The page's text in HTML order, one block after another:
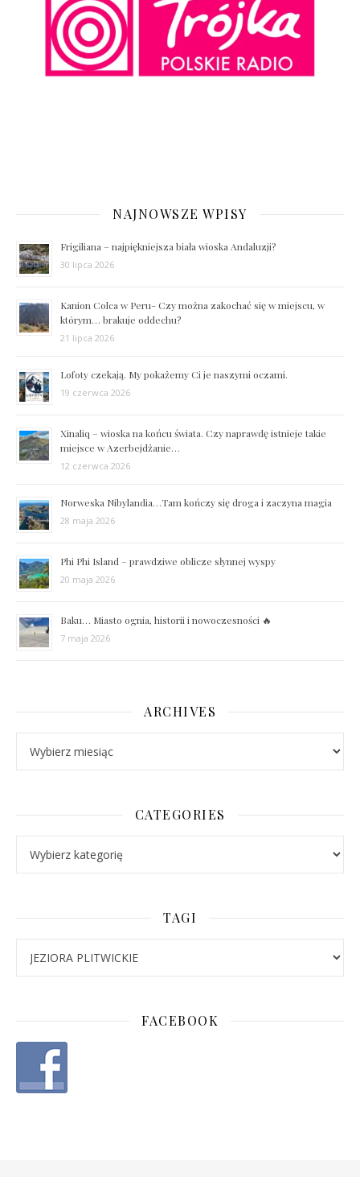
NAJNOWSZE WPISY
Frigiliana – najpiękniejsza biała wioska Andaluzji?
30 lipca 2026
Kanion Colca w Peru- Czy można zakochać się w miejscu, w
którym… brakuje oddechu?
21 lipca 2026
Lofoty czekają. My pokażemy Ci je naszymi oczami.
19 czerwca 2026
Xinaliq – wioska na końcu świata. Czy naprawdę istnieje takie
miejsce w Azerbejdżanie…
12 czerwca 2026
Norweska Nibylandia…Tam kończy się droga i zaczyna magia
28 maja 2026
Phi Phi Island – prawdziwe oblicze słynnej wyspy
20 maja 2026
Baku… Miasto ognia, historii i nowoczesności 🔥
7 maja 2026
ARCHIVES
CATEGORIES
TAGI
FACEBOOK